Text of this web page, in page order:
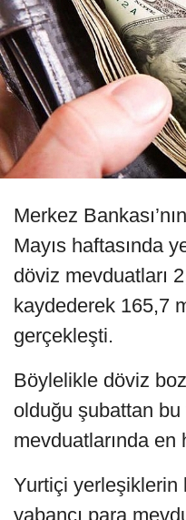
Merkez
Mayıs haftasında
döviz mevduatları
kaydederek 165,7
gerçekleşti.
Böylelikle döviz
olduğu şubattan
mevduatlarında en
Yurtiçi yerleşiklerin
yabancı para